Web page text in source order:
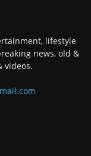
lifestyle
news, old &
videos.